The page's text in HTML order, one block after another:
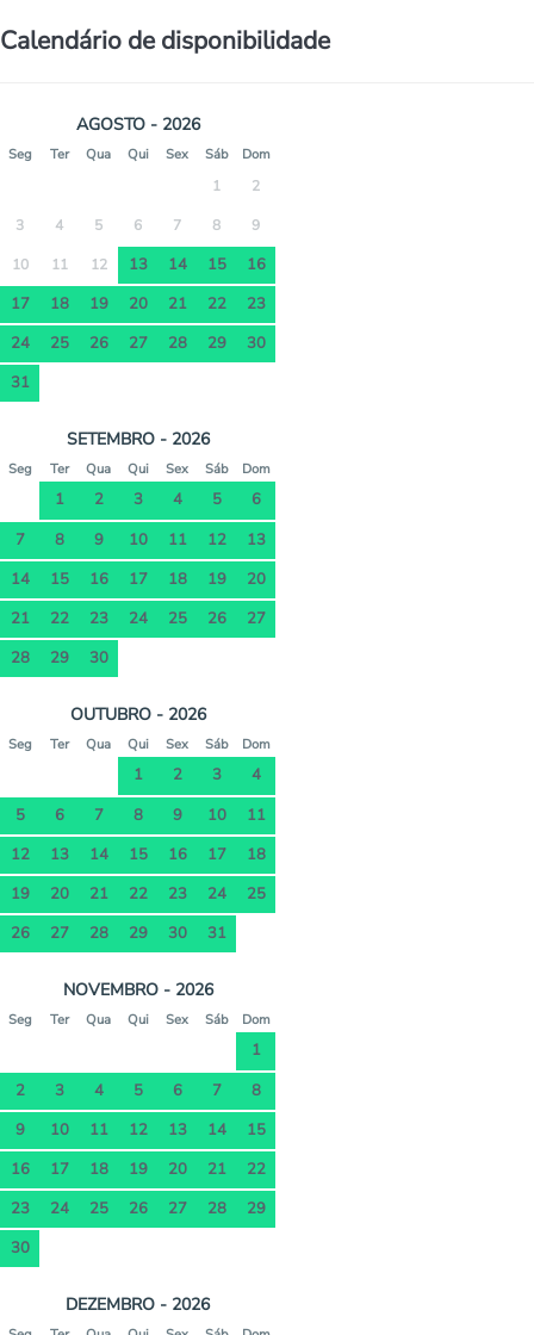
Calendário de disponibilidade
AGOSTO - 2026
Seg Ter Qua Qui Sex Sáb Dom
1 2
3 4 5 6 7 8 9
10 11 12 13 14 15
16
17
18 19 20 21 22
23
24
25 26 27 28 29
30
31
SETEMBRO - 2026
Seg Ter Qua Qui Sex Sáb Dom
1 2 3 4 5
6
7
8 9 10 11 12
13
14
15 16 17 18 19
20
21
22 23 24 25 26
27
28
29 30
OUTUBRO - 2026
Seg Ter Qua Qui Sex Sáb Dom
1 2 3
4
5
6 7 8 9 10
11
12
13 14 15 16 17
18
19
20 21 22 23 24
25
26
27 28 29 30 31
NOVEMBRO - 2026
Seg Ter Qua Qui Sex Sáb Dom
1
2
3 4 5 6 7
8
9
10 11 12 13 14
15
16
17 18 19 20 21
22
23
24 25 26 27 28
29
30
DEZEMBRO - 2026